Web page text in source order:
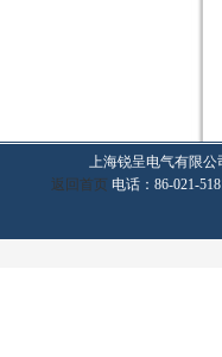
上海锐呈电气有限公
返回首页 电话：86-021-